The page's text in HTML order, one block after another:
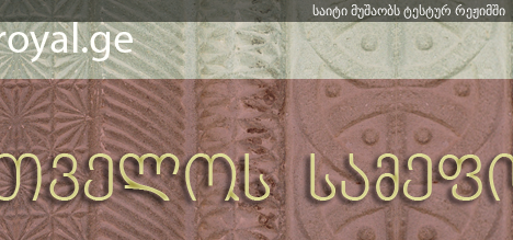
საიტი მუშაობს ტესტურ რეჟიმში